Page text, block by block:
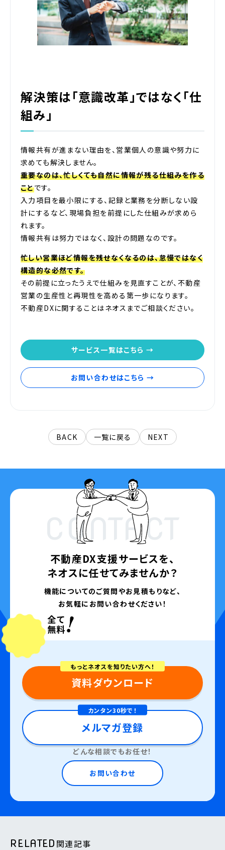
解決策は「意識改革」ではなく「仕
組み」
情報共有が進まない理由を、営業個人の意識や努力に
求めても解決しません。
重要なのは、忙しくても自然に情報が残る仕組みを作る
ことです。
入力項目を最小限にする、記録と業務を分断しない設
計にするなど、現場負担を前提にした仕組みが求めら
れます。
情報共有は努力ではなく、設計の問題なのです。
忙しい営業ほど情報を残せなくなるのは、怠慢ではなく
構造的な必然です。
その前提に立ったうえで仕組みを見直すことが、不動産
営業の生産性と再現性を高める第一歩になります。
不動産DXに関することはネオスまでご相談ください。
サービス一覧はこちら →
お問い合わせはこちら →
BACK 一覧に戻る NEXT
CONTACT
不動産DX支援サービスを、
ネオスに任せてみませんか？
機能についてのご質問やお見積もりなど、
お気軽にお問い合わせください！
もっとネオスを知りたい方へ！
資料ダウンロード
カンタン30秒で！
メルマガ登録
どんな相談でもお任せ！
お問い合わせ
RELATED 関連記事